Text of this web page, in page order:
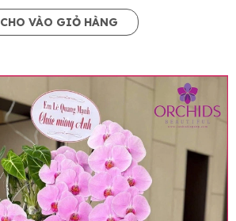
CHO VÀO GIỎ HÀNG